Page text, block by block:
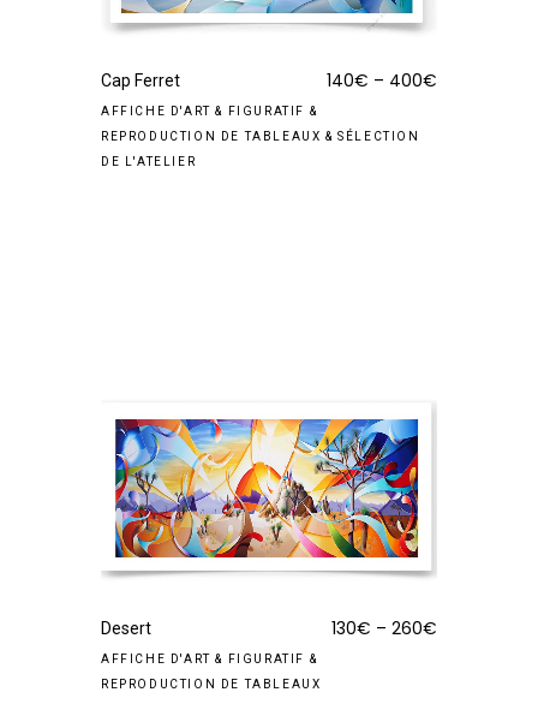
Cap Ferret 140€ – 400€
AFFICHE D'ART & FIGURATIF &
REPRODUCTION DE TABLEAUX &SÉLECTION
DE L'ATELIER
Desert 130€ – 260€
AFFICHE D'ART & FIGURATIF &
REPRODUCTION DE TABLEAUX